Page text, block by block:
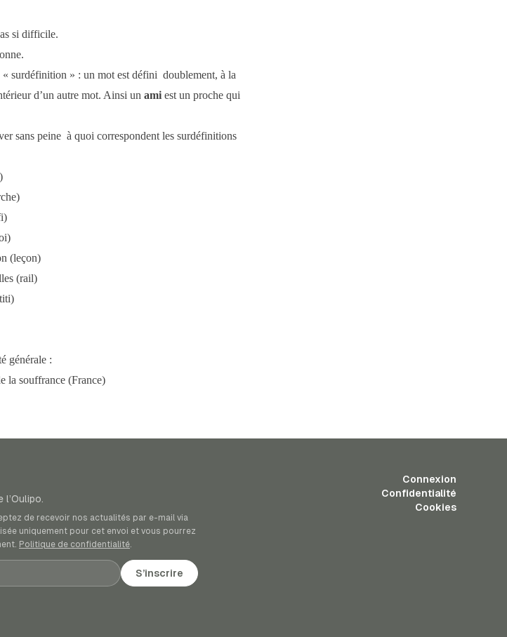
si difficile.
« surdéfinition » : un mot est défini doublement, à la
d’un autre mot. Ainsi un amiest un proche qui
sans peine à quoi correspondent les surdéfinitions
(leçon)
(rail)
générale :
la souffrance (France)
de recevoir nos actualités par e-mail via
uniquement pour cet envoi et vous pourrez
Politique de confidentialité.
S’inscrire
Connexion
Confidentialité
Cookies